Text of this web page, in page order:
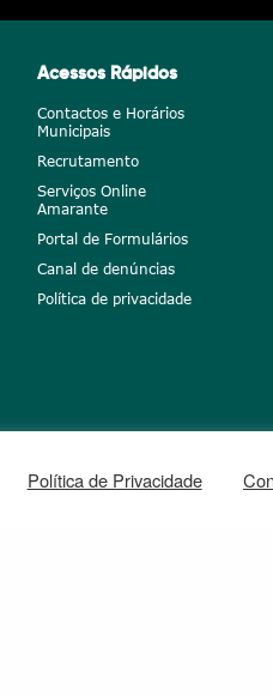
Acessos Rápidos
Contactos e Horários
Municipais
Recrutamento
Serviços Online
Amarante
Portal de Formulários
Canal de denúncias
Política de privacidade
Política de Privacidade